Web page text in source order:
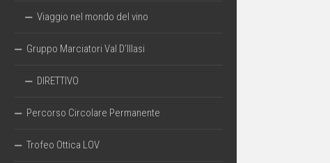
Viaggio nel mondo del vino
Gruppo Marciatori Val D’Illasi
DIRETTIVO
Percorso Circolare Permanente
Trofeo Ottica LOV